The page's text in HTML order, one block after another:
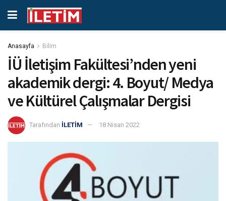
Anasayfa Bilim
İÜ İletişim Fakültesi’nden yeni
akademik dergi: 4. Boyut/ Medya
ve Kültürel Çalışmalar Dergisi
Tarafından İLETİM 18 Nisan 2022